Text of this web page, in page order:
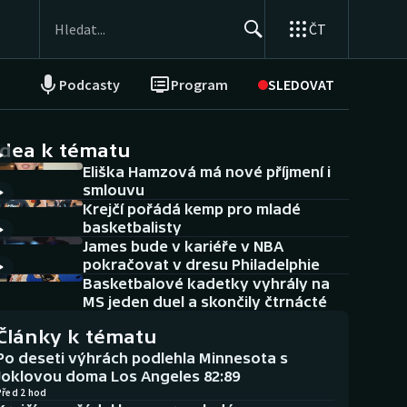
ČT
Podcasty Program SLEDOVAT
NEPŘEHLÉDNĚTE
Historické návraty
Aplikace ČT sport
AZ kvíz
k tématu
Eliška Hamzová má nové příjmení i
smlouvu
Krejčí pořádá kemp pro mladé
basketbalisty
James bude v kariéře v NBA
pokračovat v dresu Philadelphie
Basketbalové kadetky vyhrály na
MS jeden duel a skončily čtrnácté
k tématu
deseti výhrách podlehla Minnesota s
doma Los Angeles 82:89
2 hod